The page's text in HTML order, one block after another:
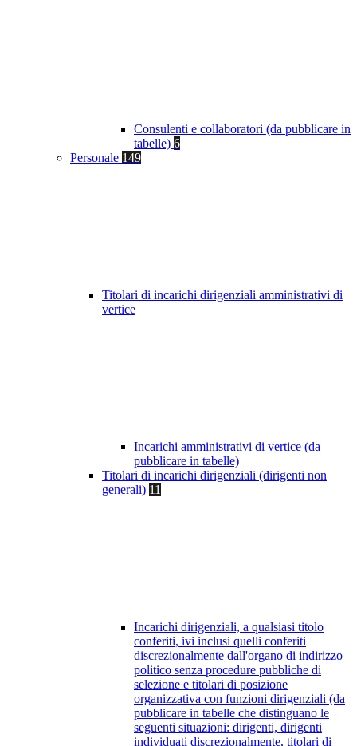
Consulenti e collaboratori (da pubblicare in
tabelle) 6
Personale 149
Titolari di incarichi dirigenziali amministrativi di
vertice
Incarichi amministrativi di vertice (da
pubblicare in tabelle)
Titolari di incarichi dirigenziali (dirigenti non
generali) 11
Incarichi dirigenziali, a qualsiasi titolo
conferiti, ivi inclusi quelli conferiti
discrezionalmente dall'organo di indirizzo
politico senza procedure pubbliche di
selezione e titolari di posizione
organizzativa con funzioni dirigenziali (da
pubblicare in tabelle che distinguano le
seguenti situazioni: dirigenti, dirigenti
individuati discrezionalmente, titolari di